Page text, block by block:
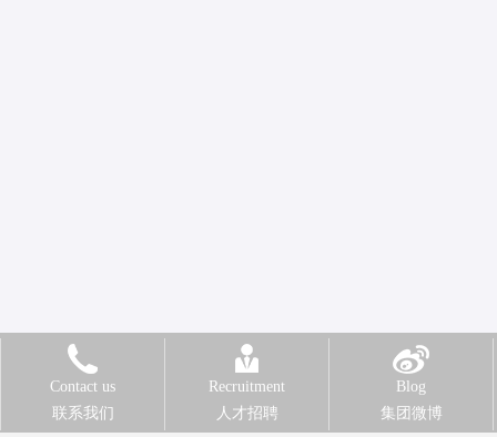
Contact us
联系我们
Recruitment
人才招聘
Blog
集团微博